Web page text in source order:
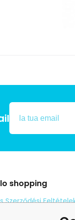
shopping
Szerződési